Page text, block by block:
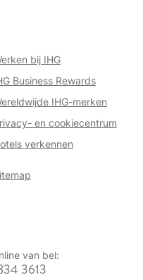
bij IHG
Business Rewards
IHG-merken
en cookiecentrum
verkennen
van bel:
3613